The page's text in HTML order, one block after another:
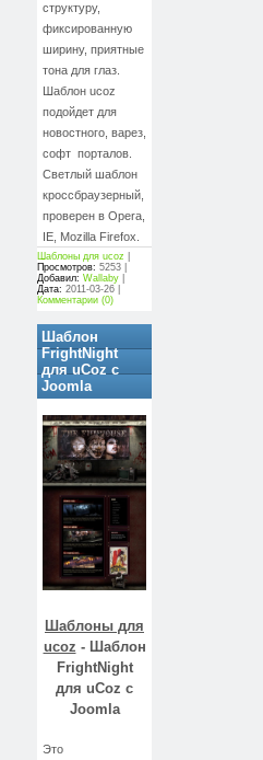
структуру,
фиксированную
ширину, приятные
тона для глаз.
Шаблон ucoz
подойдет для
новостного, варез,
софт порталов.
Светлый шаблон
кроссбраузерный,
проверен в Opera,
IE, Mozilla Firefox.
Шаблоны для ucoz
Просмотров: 5253 |
Добавил: Wallaby
Дата: 2011-03-26
Комментарии (0)
Шаблон
FrightNight
для uCoz с
Joomla
Шаблоны для
ucoz - Шаблон
FrightNight
для uCoz с
Joomla
Это